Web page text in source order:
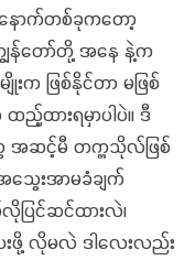
နောက်တစ်ခုကတော့
ျွန်တော်တို့ အနေ နဲ့က
က ဖြစ်နိုင်တာ မဖြစ်
ည့်ထားရမှာပါပဲ။ ဒီ
အဆင့်မီ တက္ကသိုလ်ဖြစ်
ေးအာမခံချက်
ပြင်ဆင်ထားလဲ၊
ဖို့ လိုမလဲ ဒါလေးလည်း